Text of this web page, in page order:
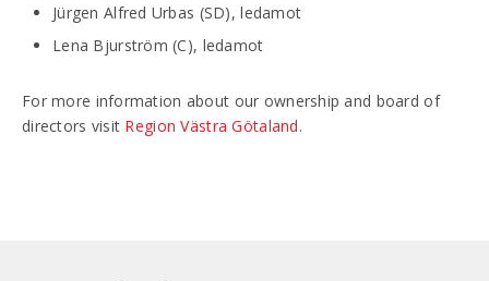
Jürgen Alfred Urbas (SD), ledamot
Lena Bjurström (C), ledamot
For more information about our ownership and board of
directors visit Region Västra Götaland.